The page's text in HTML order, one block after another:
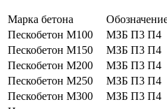
Марка бетона
Пескобетон М100
МЗБ П3 П4
Пескобетон М150
МЗБ П3 П4
Пескобетон М200
МЗБ П3 П4
Пескобетон М250
МЗБ П3 П4
Пескобетон М300
МЗБ П3 П4